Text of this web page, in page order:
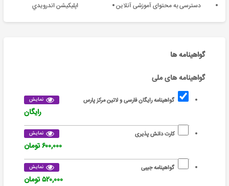
دسترسی به محتوای آموزشی آنلاین اپليکيشن اندرويدي
گواهینامه ها
گواهینامه های ملی
گواهینامه رایگان فارسی و لاتین مرکز پارس نمایش
رایگان
کارت دانش پذیری نمایش
۶۰۰,۰۰۰ تومان
گواهینامه جیبی نمایش
۵۲۰,۰۰۰ تومان